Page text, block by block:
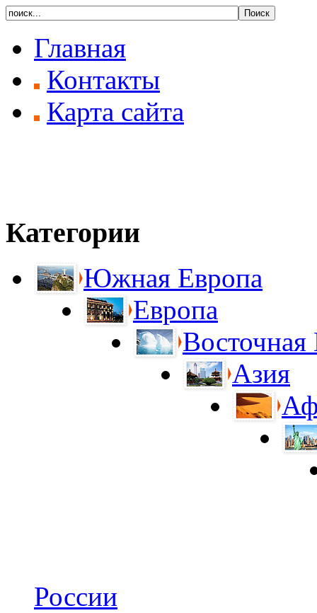
Главная
Контакты
Карта сайта
Категории
Южная Европа
Европа
Восточная
Азия
России